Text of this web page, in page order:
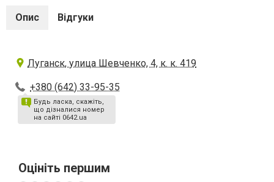
Опис Відгуки
Луганск, улица Шевченко, 4, к. к. 419
+380 (642) 33-95-35
Будь ласка, скажіть,
що дізналися номер
на сайті 0642.ua
Оцініть першим